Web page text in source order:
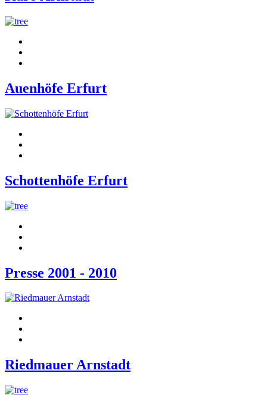
Auenhöfe Erfurt
Schottenhöfe Erfurt
Presse 2001 - 2010
Riedmauer Arnstadt